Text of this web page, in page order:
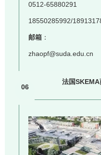
0512-65880291
18550285992/
邮箱：
zhaopf@suda.edu.cn
06
法国SKEMA